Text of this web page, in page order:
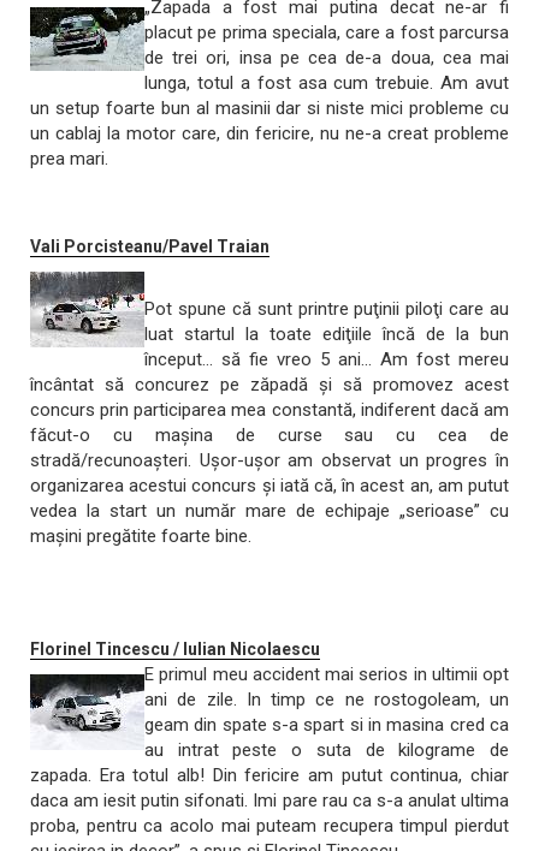
„Zapada a fost mai putina decat ne-ar fi
placut pe prima speciala, care a fost parcursa
de trei ori, insa pe cea de-a doua, cea mai
lunga, totul a fost asa cum trebuie. Am avut
un setup foarte bun al masinii dar si niste mici probleme cu
un cablaj la motor care, din fericire, nu ne-a creat probleme
prea mari.
Vali Porcisteanu/Pavel Traian
Pot spune că sunt printre puţinii piloţi care au
luat startul la toate ediţiile încă de la bun
început... să fie vreo 5 ani... Am fost mereu
încântat să concurez pe zăpadă şi să promovez acest
concurs prin participarea mea constantă, indiferent dacă am
făcut-o cu maşina de curse sau cu cea de
stradă/recunoaşteri. Uşor-uşor am observat un progres în
organizarea acestui concurs și iată că, în acest an, am putut
vedea la start un număr mare de echipaje „serioase” cu
maşini pregătite foarte bine.
Florinel Tincescu / Iulian Nicolaescu
E primul meu accident mai serios in ultimii opt
ani de zile. In timp ce ne rostogoleam, un
geam din spate s-a spart si in masina cred ca
au intrat peste o suta de kilograme de
zapada. Era totul alb! Din fericire am putut continua, chiar
daca am iesit putin sifonati. Imi pare rau ca s-a anulat ultima
proba, pentru ca acolo mai puteam recupera timpul pierdut